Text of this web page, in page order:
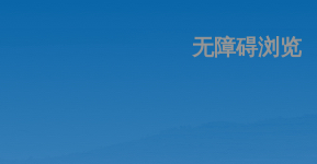
无障碍浏览